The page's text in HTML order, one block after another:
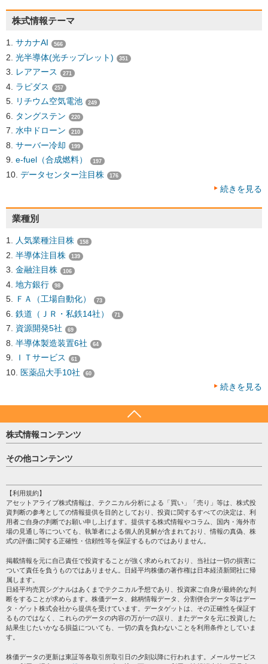
株式情報テーマ
サカナAI 566
光半導体(光チップレット) 351
レアアース 271
ラピダス 257
リチウム空気電池 249
タングステン 220
水中ドローン 210
サーバー冷却 199
e-fuel（合成燃料） 197
データセンター注目株 176
続きを見る
業種別
人気業種注目株 158
半導体注目株 139
金融注目株 106
地方銀行 98
ＦＡ（工場自動化） 73
鉄道（ＪＲ・私鉄14社） 71
資源開発5社 69
半導体製造装置6社 64
ＩＴサービス 61
医薬品大手10社 60
続きを見る
株式情報コンテンツ
日経平均
売買シグナル
注目銘柄
株テーマ情報
海外市況
投資カレンダー
格付け情報
その他コンテンツ
個人情報保護方針
プライバシーポリシー
会社案内
サイトマップ
過去データ
【利用規約】
アセットアライブ株式情報は、テクニカル分析による「買い」「売り」等は、株式投
資判断の参考としての情報提供を目的としており、投資に関するすべての決定は、利
用者ご自身の判断でお願い申し上げます。提供する株式情報やコラム、国内・海外市
場の見通し等についても、執筆者による個人的見解が含まれており、情報の真偽、株
式の評価に関する正確性・信頼性等を保証するものではありません。
掲載情報を元に自己責任で投資することが強く求められており、当社は一切の損害に
ついて責任を負うものではありません。日経平均株価の著作権は日本経済新聞社に帰
属します。
日経平均売買シグナルはあくまでテクニカル予想であり、投資家ご自身が最終的な判
断をすることが求めらます。株価データ、銘柄情報データ、分割併合データ等はデー
タ・ゲット株式会社から提供を受けています。データゲットは、その正確性を保証す
るものではなく、これらのデータの内容の万が一の誤り、またデータを元に投資した
結果生じたいかなる損益についても、一切の責を負わないことを利用条件としていま
す。
株価データの更新は東証等各取引所取引日の夕刻以降に行われます。メールサービス